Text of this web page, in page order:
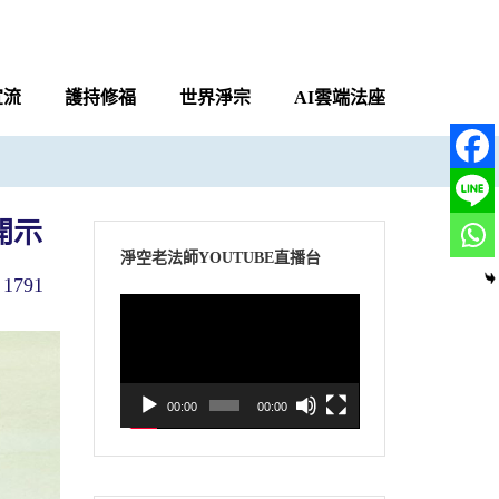
流 護持修福 世界淨宗 AI雲端法座
示
淨空老法師YOUTUBE直播台
器
00:00 00:00